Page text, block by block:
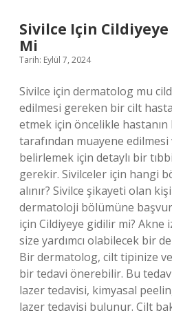
Sivilce Için
Mi
Tarih: Eylül 7, 2024
Sivilce için dermatolog mu
edilmesi gereken bir cilt
etmek için öncelikle
tarafından muayene
belirlemek için detaylı bir
gerekir. Sivilceler için hangi
alınır? Sivilce şikayeti olan
dermatoloji bölümüne
için Cildiyeye gidilir mi?
size yardımcı olabilecek bir
Bir dermatolog, cilt tipinize ve
bir tedavi önerebilir. Bu
lazer tedavisi, kimyasal
lazer tedavisi bulunur. Cilt